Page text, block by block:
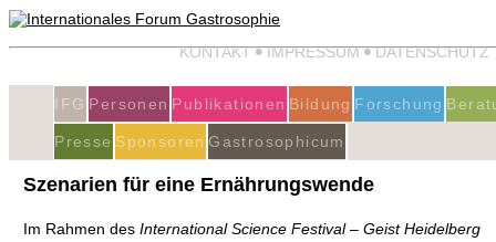
KONTAKT IMPRESSUM DATENSCHUTZ
IFG Personen Publikationen Bildung Forschung
Presse Sponsoren Gastrosophicum
Szenarien für eine Ernährungswende
Im Rahmen desInternational Science Festival – Geist Heidelberg